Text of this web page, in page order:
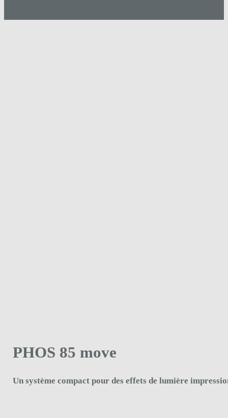
PHOS 85 move
Un système compact pour des effets de lumière